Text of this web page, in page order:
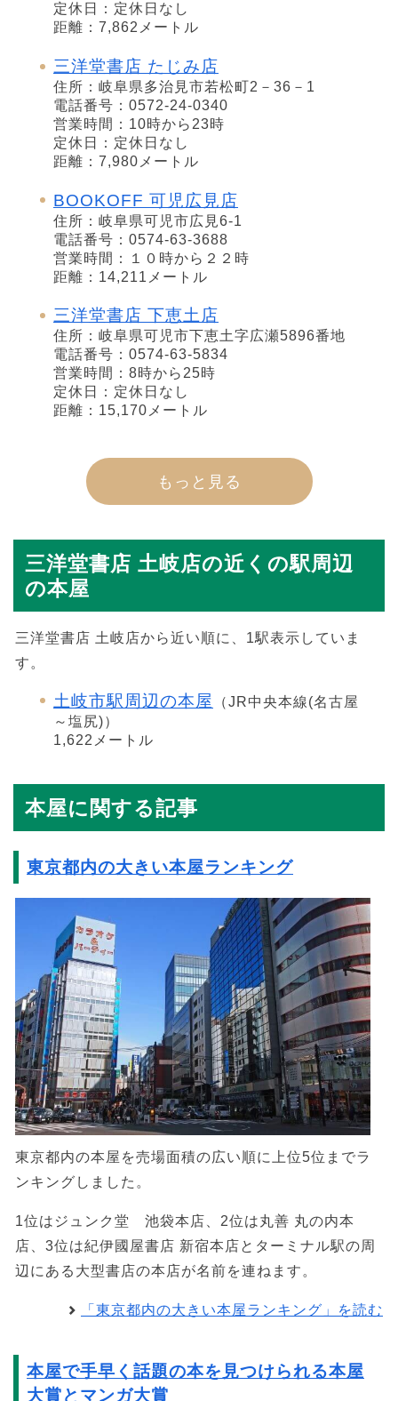
定休日：定休日なし
距離：7,862メートル
三洋堂書店 たじみ店
住所：岐阜県多治見市若松町2－36－1
電話番号：0572-24-0340
営業時間：10時から23時
定休日：定休日なし
距離：7,980メートル
BOOKOFF 可児広見店
住所：岐阜県可児市広見6-1
電話番号：0574-63-3688
営業時間：１０時から２２時
距離：14,211メートル
三洋堂書店 下恵土店
住所：岐阜県可児市下恵土字広瀬5896番地
電話番号：0574-63-5834
営業時間：8時から25時
定休日：定休日なし
距離：15,170メートル
もっと見る
三洋堂書店 土岐店の近くの駅周辺
の本屋
三洋堂書店 土岐店から近い順に、1駅表示していま
す。
土岐市駅周辺の本屋
（JR中央本線(名古屋
～塩尻)）
1,622メートル
本屋に関する記事
東京都内の大きい本屋ランキング
東京都内の本屋を売場面積の広い順に上位5位までラ
ンキングしました。
1位はジュンク堂 池袋本店、2位は丸善 丸の内本
店、3位は紀伊國屋書店 新宿本店とターミナル駅の周
辺にある大型書店の本店が名前を連ねます。
「東京都内の大きい本屋ランキング」を読む
本屋で手早く話題の本を見つけられる本屋
大賞とマンガ大賞